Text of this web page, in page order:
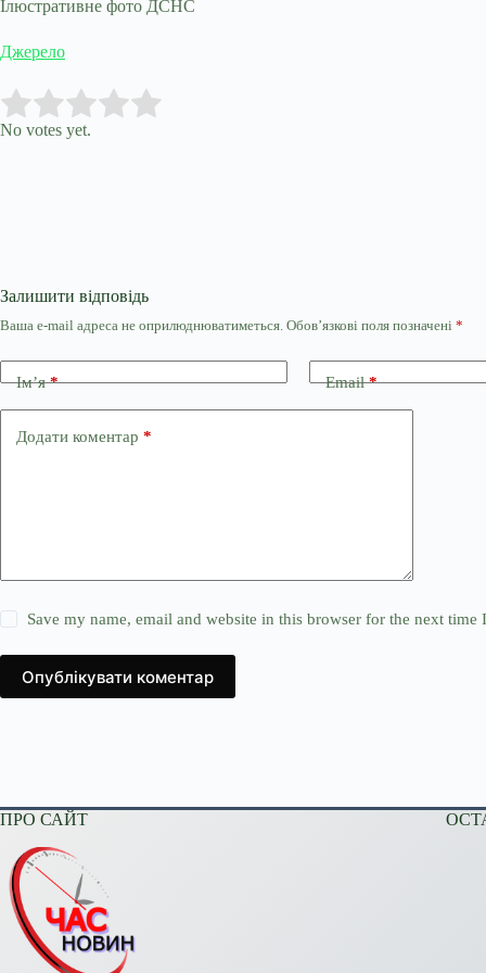
Ілюстративне фото ДСНС
Джерело
Rate this item:
No votes yet.
Залишити відповідь
Ваша e-mail адреса не оприлюднюватиметься. Обов’язкові поля позначені *
Ім’я* Email*
Додати коментар *
Save my name, email and website in this browser for the next time
Опублікувати коментар
ПРО САЙТ